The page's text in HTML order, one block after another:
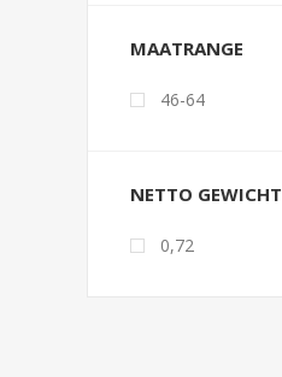
MAATRANGE
46-64
NETTO GEWICHT
0,72